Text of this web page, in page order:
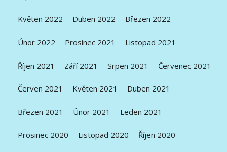
Květen 2022 Duben 2022 Březen 2022
Únor 2022 Prosinec 2021 Listopad 2021
Říjen 2021 Září 2021 Srpen 2021 Červenec 2021
Červen 2021 Květen 2021 Duben 2021
Březen 2021 Únor 2021 Leden 2021
Prosinec 2020 Listopad 2020 Říjen 2020